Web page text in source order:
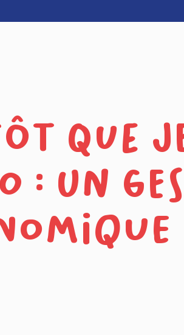
que
: un